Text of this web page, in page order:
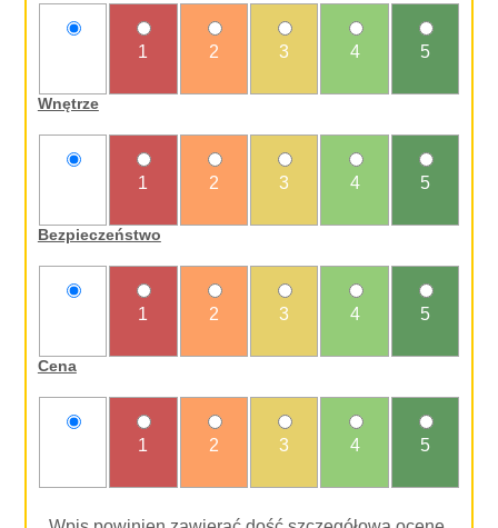
1 2 3 4 5
Wnętrze
1 2 3 4 5
Bezpieczeństwo
1 2 3 4 5
Cena
1 2 3 4 5